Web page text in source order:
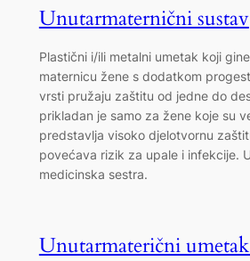
Unutarmaternični sustav
Plastični i/ili metalni umetak koji
maternicu žene s dodatkom
vrsti pružaju zaštitu od jedne do
prikladan je samo za žene koje su
predstavlja visoko djelotvornu
povećava rizik za upale i infekcije.
medicinska sestra.
Unutarmaterični